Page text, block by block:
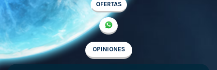
OFERTAS
OPINIONES